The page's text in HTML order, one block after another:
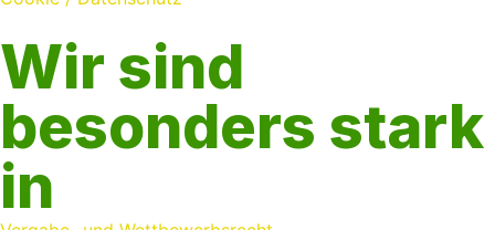
Wir sind
besonders stark
in